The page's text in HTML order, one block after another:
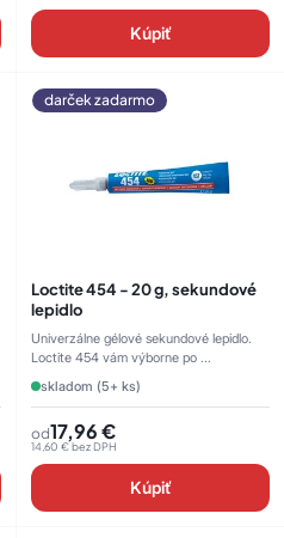
Kúpiť
darček zadarmo
Loctite 454 - 20 g, sekundové
lepidlo
Univerzálne gélové sekundové lepidlo.
Loctite 454 vám výborne po ...
skladom (5+ ks)
od17,96€
14,60 €bez DPH
Kúpiť